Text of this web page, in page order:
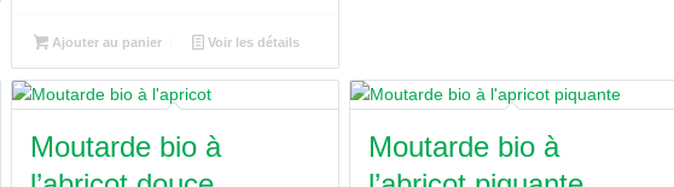
Ajouter au panier Voir les détails
Moutarde bio à
Moutarde bio à